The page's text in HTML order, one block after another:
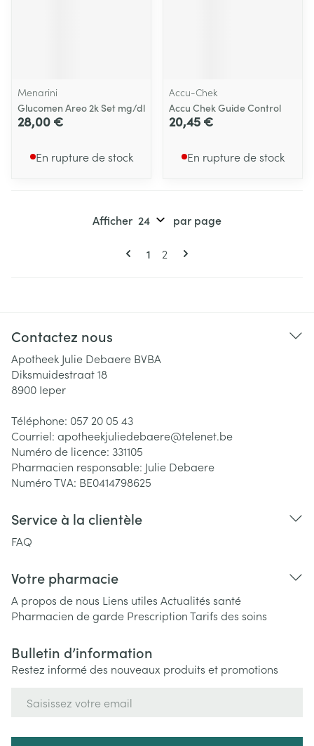
Menarini
Glucomen Areo 2k Set mg/dl
28,00 €
En rupture de stock
Accu-Chek
Accu Chek Guide Control
20,45 €
En rupture de stock
Pages
Vous lisez actuellement la page
1 Page
2
Afficher par page
Contactez nous
Apotheek Julie Debaere BVBA
Diksmuidestraat 18
8900 Ieper
Téléphone: 057 20 05 43
Courriel: apotheekjuliedebaere@telenet.be
Numéro de licence: 331105
Pharmacien responsable: Julie Debaere
Numéro TVA: BE0414798625
Service à la clientèle
FAQ
Votre pharmacie
A propos de nous Liens utiles Actualités santé
Pharmacien de garde PrescriptionTarifs des soins
Bulletin d’information
Restez informé des nouveaux produits et promotions